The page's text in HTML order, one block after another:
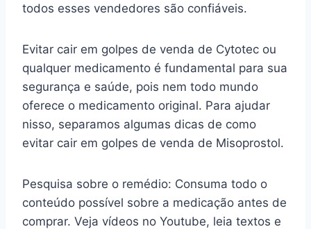
todos esses vendedores são confiáveis.
Evitar cair em golpes de venda de Cytotec ou
qualquer medicamento é fundamental para sua
segurança e saúde, pois nem todo mundo
oferece o medicamento original. Para ajudar
nisso, separamos algumas dicas de como
evitar cair em golpes de venda de Misoprostol.
Pesquisa sobre o remédio: Consuma todo o
conteúdo possível sobre a medicação antes de
comprar. Veja vídeos no Youtube, leia textos e